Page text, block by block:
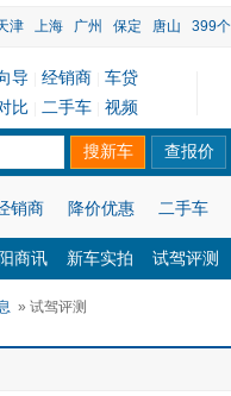
津 上海 广州 保定 唐山 399
导 经销商
车贷
比 二手车 视频
销商 降价优惠 二手车
商讯 新车实拍 试驾评测
» 试驾评测